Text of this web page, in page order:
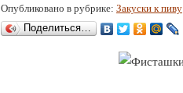
Опубликовано в рубрике: Закуски к пиву
Поделиться…